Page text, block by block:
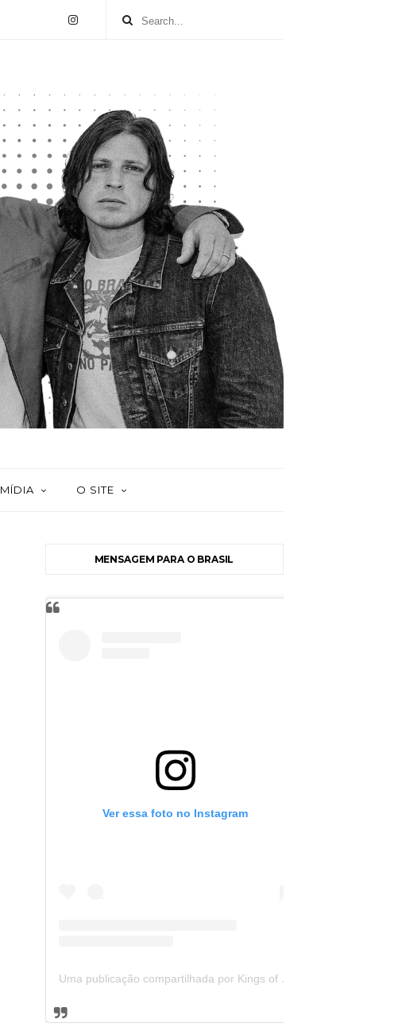
MÍDIA O SITE
MENSAGEM PARA O BRASIL
Ver essa foto no Instagram
Uma publicação compartilhada por Kings of Leon Brazil (@kolbrazil)